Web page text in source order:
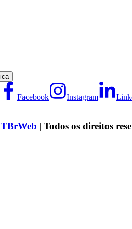
Facebook Instagram
TBrWeb | Todos os direitos